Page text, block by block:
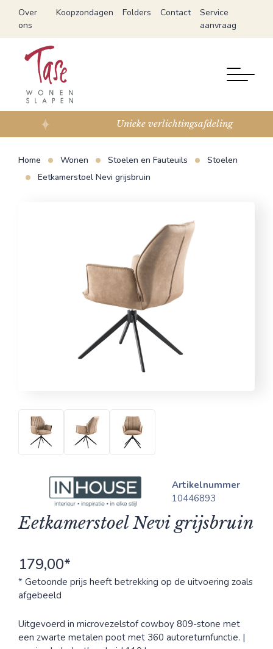
Over
ons
Koopzondagen Folders Contact
Service
aanvraag
Unieke verlichtingsafdeling
Home Wonen Stoelen en Fauteuils
Stoelen
Eetkamerstoel Nevi grijsbruin
Artikelnummer
10446893
Eetkamerstoel Nevi grijsbruin
179,00*
* Getoonde prijs heeft betrekking op de uitvoering zoals
afgebeeld
Uitgevoerd in microvezelstof cowboy 809-stone met
een zwarte metalen poot met 360 autoreturnfunctie. |